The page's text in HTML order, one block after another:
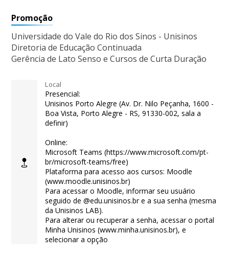
Promoção
Universidade do Vale do Rio dos Sinos - Unisinos
Diretoria de Educação Continuada
Gerência de Lato Senso e Cursos de Curta Duração
Local
Presencial:
Unisinos Porto Alegre (Av. Dr. Nilo Peçanha, 1600 -
Boa Vista, Porto Alegre - RS, 91330-002, sala a
definir)
Online:
Microsoft Teams (https://www.microsoft.com/pt-
br/microsoft-teams/free)
Plataforma para acesso aos cursos: Moodle
(www.moodle.unisinos.br)
Para acessar o Moodle, informar seu usuário
seguido de @edu.unisinos.br e a sua senha (mesma
da Unisinos LAB).
Para alterar ou recuperar a senha, acessar o portal
Minha Unisinos (www.minha.unisinos.br), e
selecionar a opção